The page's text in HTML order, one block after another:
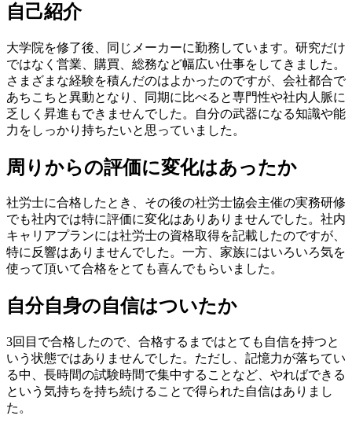
自己紹介
大学院を修了後、同じメーカーに勤務しています。研究だけ
ではなく営業、購買、総務など幅広い仕事をしてきました。
さまざまな経験を積んだのはよかったのですが、会社都合で
あちこちと異動となり、同期に比べると専門性や社内人脈に
乏しく昇進もできませんでした。自分の武器になる知識や能
力をしっかり持ちたいと思っていました。
周りからの評価に変化はあったか
社労士に合格したとき、その後の社労士協会主催の実務研修
でも社内では特に評価に変化はありありませんでした。社内
キャリアプランには社労士の資格取得を記載したのですが、
特に反響はありませんでした。一方、家族にはいろいろ気を
使って頂いて合格をとても喜んでもらいました。
自分自身の自信はついたか
3回目で合格したので、合格するまではとても自信を持つと
いう状態ではありませんでした。ただし、記憶力が落ちてい
る中、長時間の試験時間で集中することなど、やればできる
という気持ちを持ち続けることで得られた自信はありまし
た。